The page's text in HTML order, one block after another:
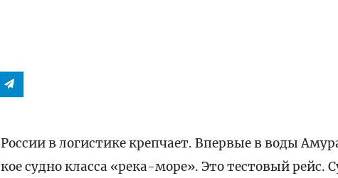
в логистике крепчает. Впервые в воды
судно класса «река-море». Это тестовый рейс.